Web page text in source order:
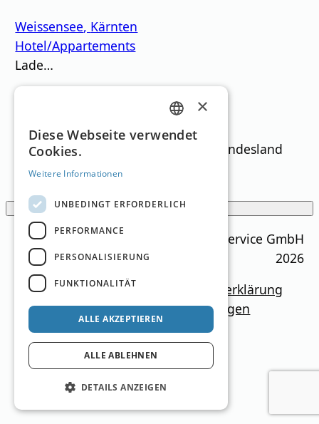
Weissensee, Kärnten
Hotel/Appartements
Lade…
Textsuche
Bundesland
Schneeflocken
Filter anzeigen
Ski Guide Austria © MN Anzeigenservice GmbH
2026
ImpressumMediadaten
Datenschutzerklärung
NewsletterKontaktCookie-Einstellungen
GERMAN
×
Diese Webseite verwendet
Cookies.
Weitere Informationen
UNBEDINGT ERFORDERLICH
PERFORMANCE
PERSONALISIERUNG
FUNKTIONALITÄT
ALLE AKZEPTIEREN
ALLE ABLEHNEN
DETAILS ANZEIGEN